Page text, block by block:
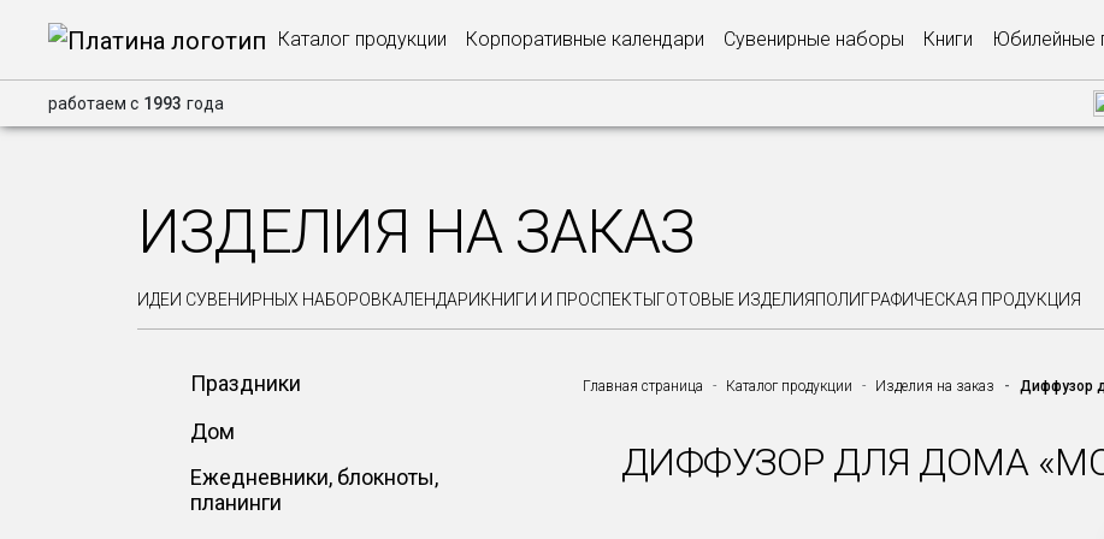
Каталог продукции Корпоративные календари Сувенирные наборы Книги Юбилейные
работаем с 1993 года
ИЗДЕЛИЯ НА ЗАКАЗ
ИДЕИ СУВЕНИРНЫХ НАБОРОВКАЛЕНДАРИКНИГИ И ПРОСПЕКТЫ ГОТОВЫЕ ИЗДЕЛИЯПОЛИГРАФИЧЕСКАЯ ПРОДУКЦИЯ
Праздники
Дом
Ежедневники, блокноты,
планинги
Главная страница Каталог продукции Изделия на заказ Диффузор
ДИФФУЗОР ДЛЯ ДОМА